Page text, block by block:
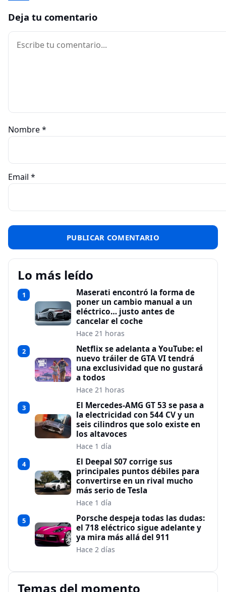
Deja tu comentario
Comentario
Nombre*
Email *
Lo más leído
1
Maserati encontró la forma de
poner un cambio manual a un
eléctrico… justo antes de
cancelar el coche
Hace 21 horas
2
Netflix se adelanta a YouTube: el
nuevo tráiler de GTA VI tendrá
una exclusividad que no gustará
a todos
Hace 21 horas
3
El Mercedes-AMG GT 53 se pasa a
la electricidad con 544 CV y un
seis cilindros que solo existe en
los altavoces
Hace 1 día
4
El Deepal S07 corrige sus
principales puntos débiles para
convertirse en un rival mucho
más serio de Tesla
Hace 1 día
5
Porsche despeja todas las dudas:
el 718 eléctrico sigue adelante y
ya mira más allá del 911
Hace 2 días
Temas del momento